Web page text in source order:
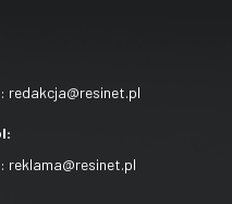
redakcja@resinet.pl
reklama@resinet.pl